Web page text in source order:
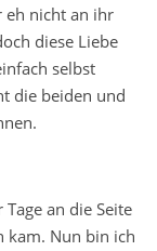
eh nicht an ihr
diese Liebe
selbst
die beiden und
an die Seite
kam. Nun bin ich